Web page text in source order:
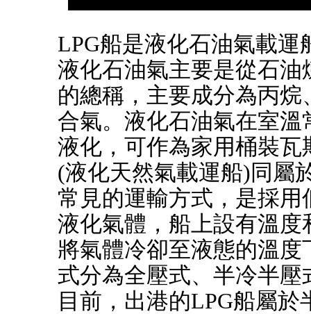
LPG船是液化石油氣載運
液化石油氣主要是從石
的總稱，主要成分為丙
合氣。液化石油氣在室
液化，可作為家用桶裝
(液化天然氣載運船)同屬
常見的運輸方式，是採
液化氣體，船上設有溫
將氣體冷卻至液態的溫
式分為全壓式、半冷半
目前，出港的LPG船屬